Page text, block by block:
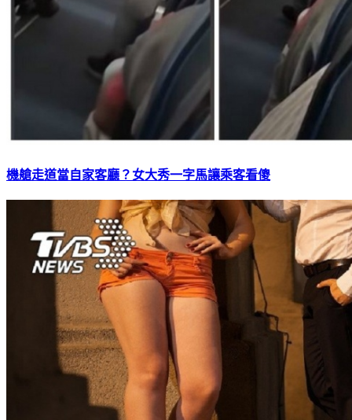
機艙走道當自家客廳？女大秀一字馬讓乘客看傻